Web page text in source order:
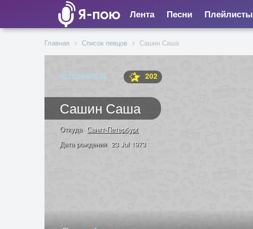
Лента Песни Плейлисты
Главная Список певцов Сашин Саша
ИСПОЛНИТЕЛЬ 202
Сашин Саша
Откуда Санкт-Петербург
Дата рождения 23 Jul 1973